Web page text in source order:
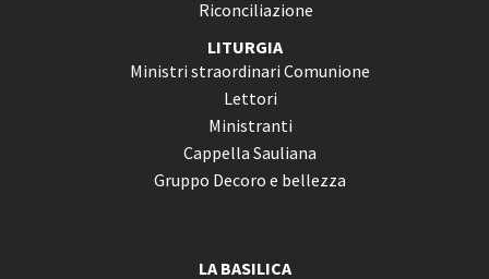
Riconciliazione
LITURGIA
Ministri straordinari Comunione
Lettori
Ministranti
Cappella Sauliana
Gruppo Decoro e bellezza
LA BASILICA